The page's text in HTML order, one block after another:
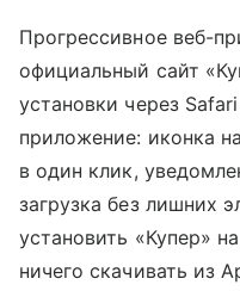
Прогрессивное веб-
официальный сайт
установки через
приложение: иконка
в один клик,
загрузка без лишних
установить «Купер»
ничего скачивать из